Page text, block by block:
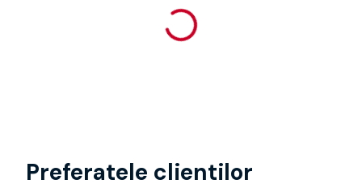
Preferatele clientilor